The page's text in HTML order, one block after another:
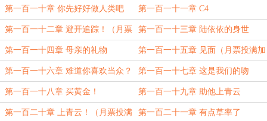
了！（月票投满加更！） 投满加更！）
第一百一十章 你先好好做人类吧 第一百一十一章 C4
第一百一十二章 避开追踪！（月票
投满加更！）
第一百一十三章 陆依依的身世
第一百一十四章 母亲的礼物 第一百一十五章 见面（月票投满加
更！）
第一百一十六章 难道你喜欢当众？ 第一百一十七章 这是我们的吻
第一百一十八章 买黄金！ 第一百一十九章 助他上青云
第一百二十章 上青云！（月票投满 第一百二十一章 有点草率了